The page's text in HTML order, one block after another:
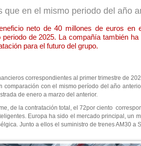
que en el mismo periodo del año
neto de 40 millones de euros
de 2025. La compañía también
para el futuro del grupo.
correspondientes al primer trimestre de
comparación con el mismo período del año
de enero a marzo del anterior.
de la contratación total, el 72por ciento
Europa ha sido el mercado principal, un
Junto a ellos el suministro de trenes AM30